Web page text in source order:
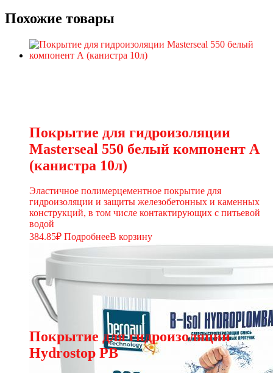
Похожие товары
Покрытие для гидроизоляции
Masterseal 550 белый компонент А
(канистра 10л)
Эластичное полимерцементное покрытие для
гидроизоляции и защиты железобетонных и каменных
конструкций, в том числе контактирующих с питьевой
водой
384.85₽ ПодробнееВ корзину
Покрытие для гидроизоляции
Hydrostop PB